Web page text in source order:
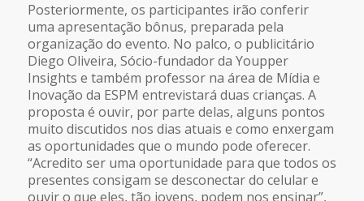
Posteriormente, os participantes irão conferir
uma apresentação bônus, preparada pela
organização do evento. No palco, o publicitário
Diego Oliveira, Sócio-fundador da Youpper
Insights e também professor na área de Mídia e
Inovação da ESPM entrevistará duas crianças. A
proposta é ouvir, por parte delas, alguns pontos
muito discutidos nos dias atuais e como enxergam
as oportunidades que o mundo pode oferecer.
“Acredito ser uma oportunidade para que todos os
presentes consigam se desconectar do celular e
ouvir o que eles, tão jovens, podem nos ensinar”,